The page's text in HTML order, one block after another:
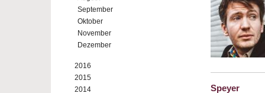
September
Oktober
November
Dezember
2016
2015
2014
Speyer